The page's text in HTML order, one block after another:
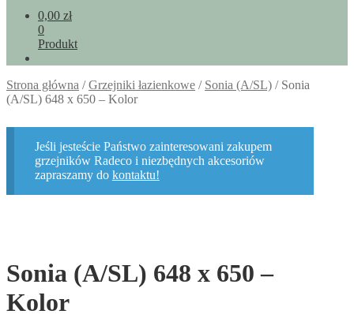
0,00 zł
0
Produkt
Strona główna /Grzejniki łazienkowe / Sonia (A/SL) / Sonia
(A/SL) 648 x 650 – Kolor
Jeśli jesteście Państwo zainteresowani zakupem
grzejników Radeco i niezbędnych akcesoriów
zapraszamy do kontaktu!
Sonia (A/SL) 648 x 650 –
Kolor